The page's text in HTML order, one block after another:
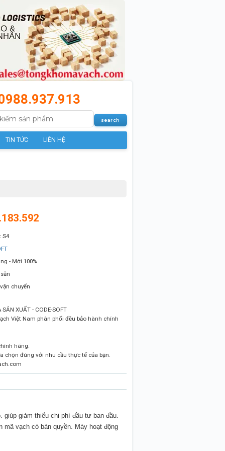
TIN TỨC LIÊN HỆ
S4
- Mới 100%
chuyển
XUẤT - CODE-SOFT
Việt Nam phân phối đều bảo hành chính
hãng.
chọn đúng với nhu cầu thực tế của bạn.
giảm thiểu chi phí đầu tư ban đầu.
vạch có bản quyền. Máy hoạt động